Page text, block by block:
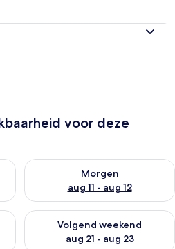
voor deze
voor vanavond aug 10 - aug
Morgen
aug 11 - aug 12
De beschikbaarheid
voor dit weekend aug 14 -
Volgend weekend
aug 21 - aug 23
De beschikbaarheid